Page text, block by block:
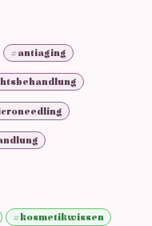
#antiaging
#kosmetikwissen